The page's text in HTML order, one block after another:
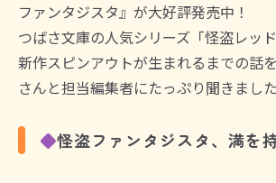
ファンタジスタ』が大好評発売中！
つばさ文庫の人気シリーズ「怪盗レッ
新作スピンアウトが生まれるまでの話
さんと担当編集者にたっぷり聞きました
◆怪盗ファンタジスタ、満を